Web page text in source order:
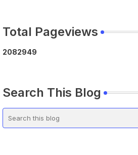
Total Pageviews
2082949
Search This Blog